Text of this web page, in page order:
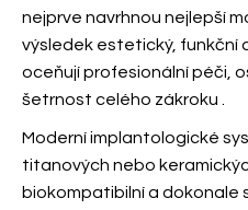
nejprve navrhnou nejlepší
výsledek estetický, funkční
oceňují profesionální péči,
šetrnost celého zákroku
Moderní implantologické
titanových nebo
biokompatibilní a dokonale